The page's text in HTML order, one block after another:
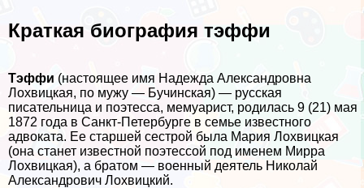
Краткая биография тэффи
Тэффи (настоящее имя Надежда Александровна
Лохвицкая, по мужу — Бучинская) — русская
писательница и поэтесса, мемуарист, родилась 9 (21) мая
1872 года в Санкт-Петербурге в семье известного
адвоката. Ее старшей сестрой была Мария Лохвицкая
(она станет известной поэтессой под именем Мирра
Лохвицкая), а братом — военный деятель Николай
Александрович Лохвицкий.